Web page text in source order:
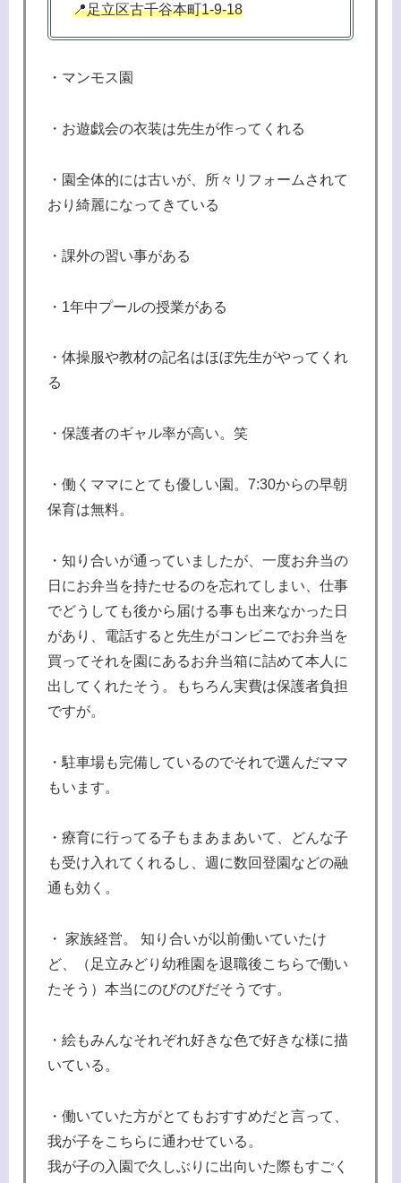
📍足立区古千谷本町1-9-18
・マンモス園
・お遊戯会の衣装は先生が作ってくれる
・園全体的には古いが、所々リフォームされて
おり綺麗になってきている
・課外の習い事がある
・1年中プールの授業がある
・体操服や教材の記名はほぼ先生がやってくれ
る
・保護者のギャル率が高い。笑
・働くママにとても優しい園。7:30からの早朝
保育は無料。
・知り合いが通っていましたが、一度お弁当の
日にお弁当を持たせるのを忘れてしまい、仕事
でどうしても後から届ける事も出来なかった日
があり、電話すると先生がコンビニでお弁当を
買ってそれを園にあるお弁当箱に詰めて本人に
出してくれたそう。もちろん実費は保護者負担
ですが。
・駐車場も完備しているのでそれで選んだママ
もいます。
・療育に行ってる子もまあまあいて、どんな子
も受け入れてくれるし、週に数回登園などの融
通も効く。
・ 家族経営。 知り合いが以前働いていたけ
ど、（足立みどり幼稚園を退職後こちらで働い
たそう）本当にのびのびだそうです。
・絵もみんなそれぞれ好きな色で好きな様に描
いている。
・働いていた方がとてもおすすめだと言って、
我が子をこちらに通わせている。
我が子の入園で久しぶりに出向いた際もすごく